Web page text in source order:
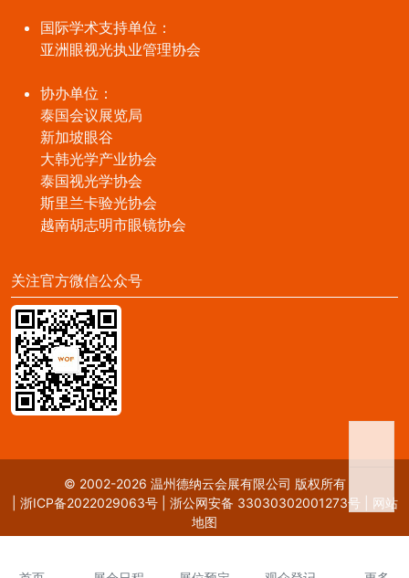
国际学术支持单位：
亚洲眼视光执业管理协会
协办单位：
泰国会议展览局
新加坡眼谷
大韩光学产业协会
泰国视光学协会
斯里兰卡验光协会
越南胡志明市眼镜协会
关注官方微信公众号
© 2002-2026 温州德纳云会展有限公司 版权所有
浙ICP备2022029063号| 浙公网安备 33030302001273号
网站
地图